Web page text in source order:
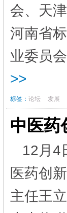
会、天
河南省
业委员
>>
标签： 论坛 发展
中医药
12月4
医药创
主任王